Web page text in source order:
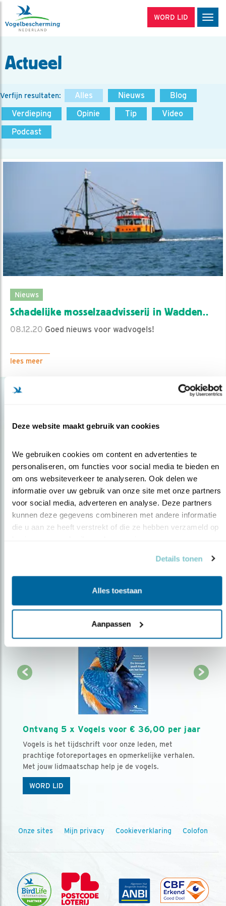
Deze website maakt gebruik van cookies
We gebruiken cookies om content en advertenties te
personaliseren, om functies voor social media te bieden en
om ons websiteverkeer te analyseren. Ook delen we
informatie over uw gebruik van onze site met onze partners
voor social media, adverteren en analyse. Deze partners
kunnen deze gegevens combineren met andere informatie
die u aan ze heeft verstrekt of die ze hebben verzameld op
Details tonen
Alles toestaan
Aanpassen
WORD LID
Actueel
Verfijn resultaten: Alles Nieuws
Blog
Verdieping
Opinie Tip
Video
Podcast
Nieuws
Schadelijke mosselzaadvisserij in Wadden..
08.12.20 Goed nieuws voor wadvogels!
lees meer
Op de hoogte blijven?
Meld je aan en ontvang nieuws, inspiratie, acties en tips
over vogels en activiteiten van Vogelbescherming.
Ontvang 5 x Vogels voor € 36,00 per jaar
Vogels is het tijdschrift voor onze leden, met
prachtige fotoreportages en opmerkelijke verhalen.
Met jouw lidmaatschap help je de vogels.
WORD LID
Onze sites Mijn privacy Cookieverklaring Colofon